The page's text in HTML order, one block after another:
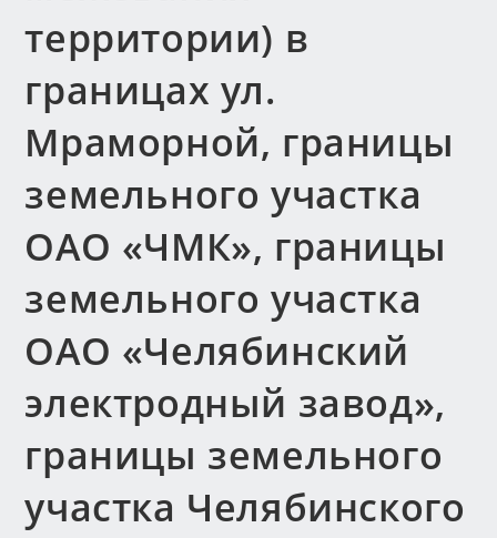
территории) в
границах ул.
Мраморной, границы
земельного участка
ОАО «ЧМК», границы
земельного участка
ОАО «Челябинский
электродный завод»,
границы земельного
участка Челябинского